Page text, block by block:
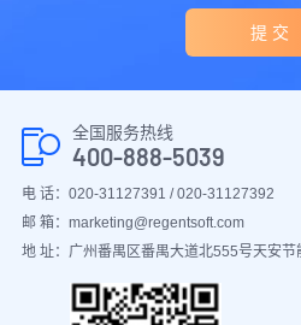
提 交
全国服务热线
400-888-5039
电 话：020-31127391 / 020-31127392
邮 箱：marketing@regentsoft.com
地 址：广州番禺区番禺大道北555号天安